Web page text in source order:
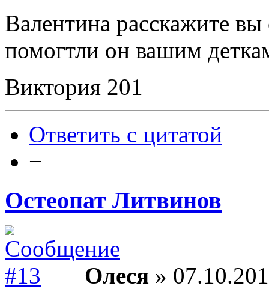
Валентина расскажите
помогтли он вашим
Виктория 201
Ответить с цитатой
−
Остеопат Литвинов
Олеся »